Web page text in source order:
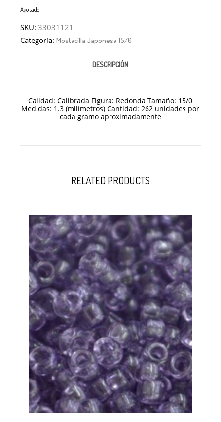
Agotado
SKU:33031121
Categoría:Mostacilla Japonesa 15/0
DESCRIPCIÓN
Calidad: Calibrada Figura: Redonda Tamaño: 15/0
Medidas: 1.3 (milímetros) Cantidad: 262 unidades por
cada gramo aproximadamente
RELATED PRODUCTS